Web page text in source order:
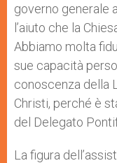
governo generale
l’aiuto che la
Abbiamo molta
sue capacità
conoscenza della
Christi, perché è
del Delegato
La figura